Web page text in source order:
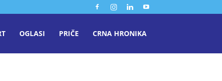
OGLASI PRIČE CRNA HRONIKA